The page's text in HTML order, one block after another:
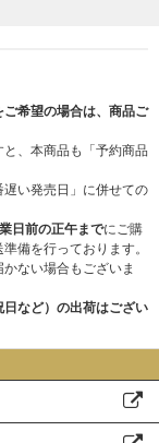
希望の場合は、商品ご
、本商品も「予約商品
い発売日」に併せての
日前の正午までにご購
備を行っております。
ない場合もございま
など）の出荷はござい